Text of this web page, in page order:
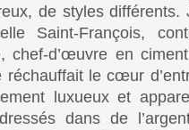
de styles différents.
Saint-François,
chef-d’œuvre en
réchauffait le cœur
luxueux et
dans de